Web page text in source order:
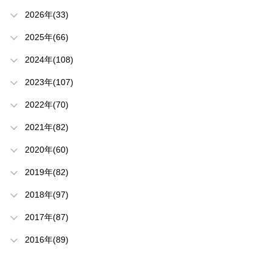
2026年(33)
2025年(66)
2024年(108)
2023年(107)
2022年(70)
2021年(82)
2020年(60)
2019年(82)
2018年(97)
2017年(87)
2016年(89)